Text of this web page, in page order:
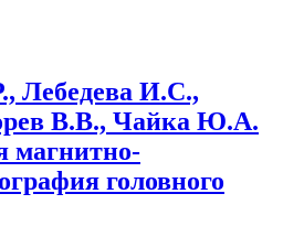
Лебедева И.С.,
В.В., Чайка Ю.А.
магнитно-
головного